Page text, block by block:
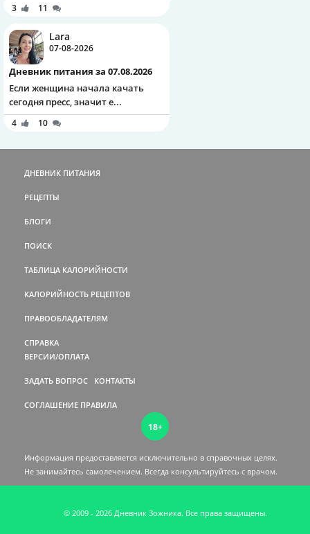
3 11
Lara
07-08-2026
Дневник питания за 07.08.2026
Если женщина начала качать
сегодня пресс, значит е...
4 10
ДНЕВНИК ПИТАНИЯ
РЕЦЕПТЫ
БЛОГИ
ПОИСК
ТАБЛИЦА КАЛОРИЙНОСТИ
КАЛОРИЙНОСТЬ РЕЦЕПТОВ
ПРАВООБЛАДАТЕЛЯМ
СПРАВКА
ВЕРСИИ/ОПЛАТА
ЗАДАТЬ ВОПРОС КОНТАКТЫ
СОГЛАШЕНИЕ ПРАВИЛА
18+
Информация предоставляется исключительно в справочных целях.
Не занимайтесь самолечением. Всегда консультируйтесь c врачом.
© 2009 - 2026 Дневник Зожника. Все права защищены.